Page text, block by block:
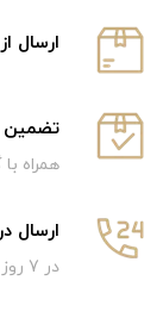
ارسال
تضمین
همراه با
ارسال
در 7 روز هفته